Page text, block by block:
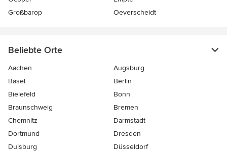
Großbarop
Oeverscheidt
Beliebte Orte
Aachen
Augsburg
Basel
Berlin
Bielefeld
Bonn
Braunschweig
Bremen
Chemnitz
Darmstadt
Dortmund
Dresden
Duisburg
Düsseldorf